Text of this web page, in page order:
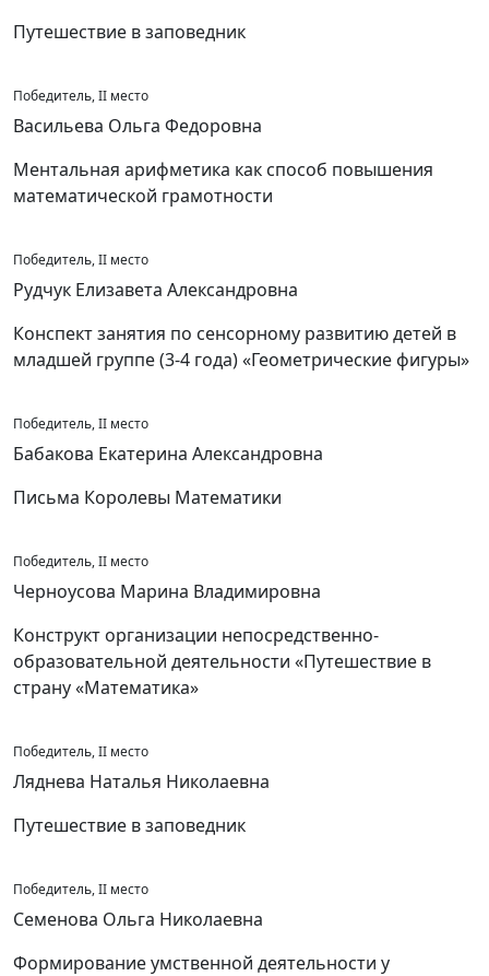
Путешествие в заповедник
Победитель, II место
Васильева Ольга Федоровна
Ментальная арифметика как способ повышения
математической грамотности
Победитель, II место
Рудчук Елизавета Александровна
Конспект занятия по сенсорному развитию детей в
младшей группе (3-4 года) «Геометрические фигуры»
Победитель, II место
Бабакова Екатерина Александровна
Письма Королевы Математики
Победитель, II место
Черноусова Марина Владимировна
Конструкт организации непосредственно-
образовательной деятельности «Путешествие в
страну «Математика»
Победитель, II место
Ляднева Наталья Николаевна
Путешествие в заповедник
Победитель, II место
Семенова Ольга Николаевна
Формирование умственной деятельности у